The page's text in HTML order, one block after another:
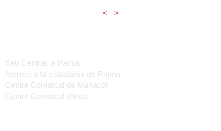
< >
Seu Central, a Palma
Atenció a la ciutadania de Palma
Centre Comarcal de Manacor
Centre Comarcal d'Inca